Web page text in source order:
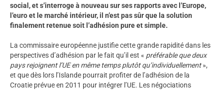
social, et s’interroge à nouveau sur ses rapports avec l’Europe,
l’euro et le marché intérieur, il n’est pas sûr que la solution
finalement retenue soit l’adhésion pure et simple.
La commissaire européenne justifie cette grande rapidité dans les
perspectives d’adhésion par le fait qu’il est « préférable que deux
pays rejoignent l’UE en même temps plutôt qu’individuellement»,
et que dès lors l’Islande pourrait profiter de l’adhésion de la
Croatie prévue en 2011 pour intégrer l’UE. Les négociations